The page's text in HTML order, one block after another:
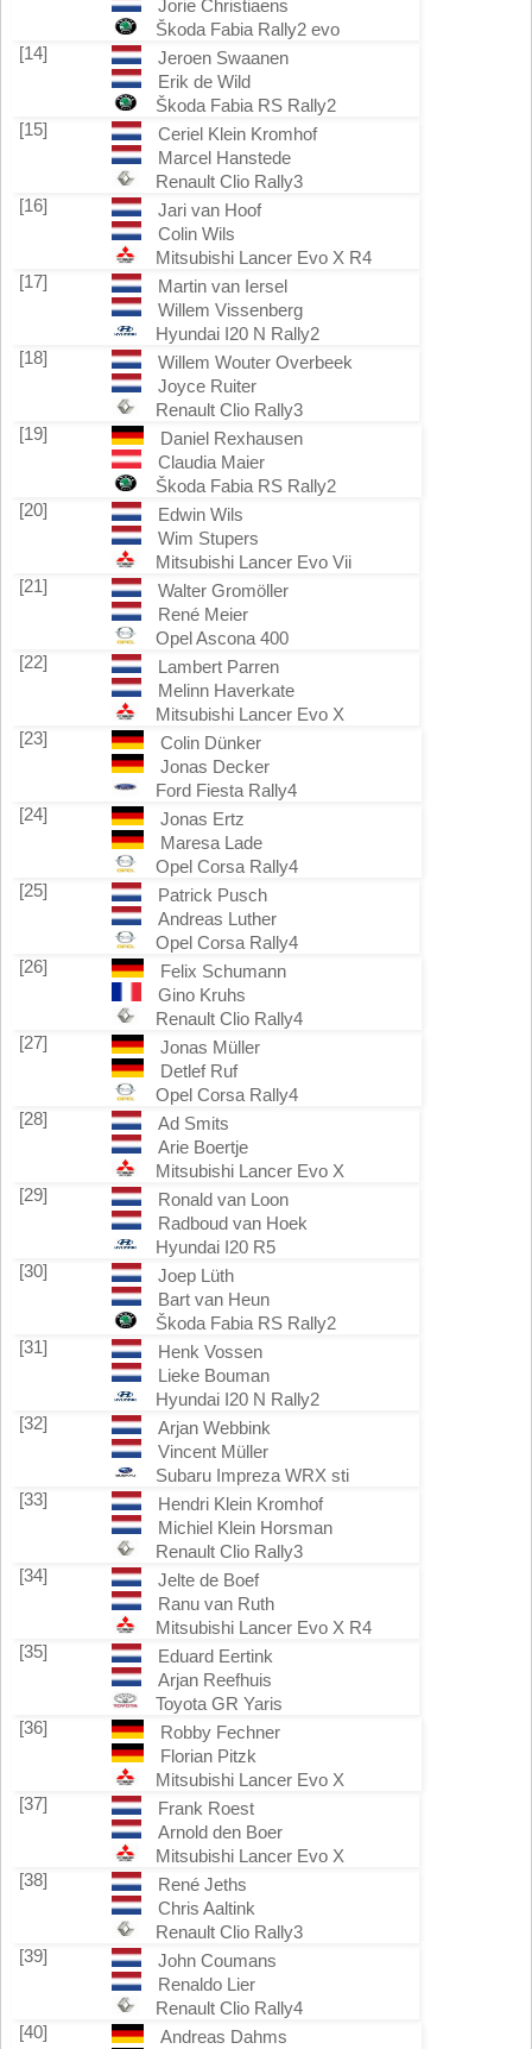
Jorie Christiaens
Škoda Fabia Rally2 evo
[14]
Jeroen Swaanen
Erik de Wild
Škoda Fabia RS Rally2
[15]
Ceriel Klein Kromhof
Marcel Hanstede
Renault Clio Rally3
[16]
Jari van Hoof
Colin Wils
Mitsubishi Lancer Evo X R4
[17]
Martin van Iersel
Willem Vissenberg
Hyundai I20 N Rally2
[18]
Willem Wouter Overbeek
Joyce Ruiter
Renault Clio Rally3
[19]
Daniel Rexhausen
Claudia Maier
Škoda Fabia RS Rally2
[20]
Edwin Wils
Wim Stupers
Mitsubishi Lancer Evo Vii
[21]
Walter Gromöller
René Meier
Opel Ascona 400
[22]
Lambert Parren
Melinn Haverkate
Mitsubishi Lancer Evo X
[23]
Colin Dünker
Jonas Decker
Ford Fiesta Rally4
[24]
Jonas Ertz
Maresa Lade
Opel Corsa Rally4
[25]
Patrick Pusch
Andreas Luther
Opel Corsa Rally4
[26]
Felix Schumann
Gino Kruhs
Renault Clio Rally4
[27]
Jonas Müller
Detlef Ruf
Opel Corsa Rally4
[28]
Ad Smits
Arie Boertje
Mitsubishi Lancer Evo X
[29]
Ronald van Loon
Radboud van Hoek
Hyundai I20 R5
[30]
Joep Lüth
Bart van Heun
Škoda Fabia RS Rally2
[31]
Henk Vossen
Lieke Bouman
Hyundai I20 N Rally2
[32]
Arjan Webbink
Vincent Müller
Subaru Impreza WRX sti
[33]
Hendri Klein Kromhof
Michiel Klein Horsman
Renault Clio Rally3
[34]
Jelte de Boef
Ranu van Ruth
Mitsubishi Lancer Evo X R4
[35]
Eduard Eertink
Arjan Reefhuis
Toyota GR Yaris
[36]
Robby Fechner
Florian Pitzk
Mitsubishi Lancer Evo X
[37]
Frank Roest
Arnold den Boer
Mitsubishi Lancer Evo X
[38]
René Jeths
Chris Aaltink
Renault Clio Rally3
[39]
John Coumans
Renaldo Lier
Renault Clio Rally4
[40]
Andreas Dahms